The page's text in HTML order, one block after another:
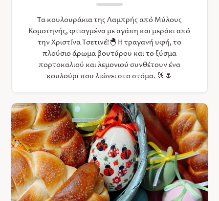
Τα κουλουράκια της Λαμπρής από Μύλους
Κομοτηνής, φτιαγμένα με αγάπη και μεράκι από
την Χριστίνα Τσετινέ!🐣 Η τραγανή υφή, το
πλούσιο άρωμα βουτύρου και τo ξύσμα
πορτοκαλιού και λεμονιού συνθέτουν ένα
κουλούρι που λιώνει στο στόμα. 🐰🌷